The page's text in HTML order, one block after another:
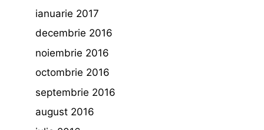
ianuarie 2017
decembrie 2016
noiembrie 2016
octombrie 2016
septembrie 2016
august 2016